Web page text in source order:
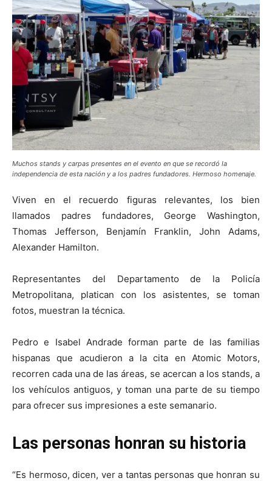
Muchos stands y carpas presentes en el evento en que se recordó la
independencia de esta nación y a los padres fundadores. Hermoso homenaje.
Viven en el recuerdo figuras relevantes, los bien
llamados padres fundadores, George Washington,
Thomas Jefferson, Benjamín Franklin, John Adams,
Alexander Hamilton.
Representantes del Departamento de la Policía
Metropolitana, platican con los asistentes, se toman
fotos, muestran la técnica.
Pedro e Isabel Andrade forman parte de las familias
hispanas que acudieron a la cita en Atomic Motors,
recorren cada una de las áreas, se acercan a los stands, a
los vehículos antiguos, y toman una parte de su tiempo
para ofrecer sus impresiones a este semanario.
Las personas honran su historia
“Es hermoso, dicen, ver a tantas personas que honran su